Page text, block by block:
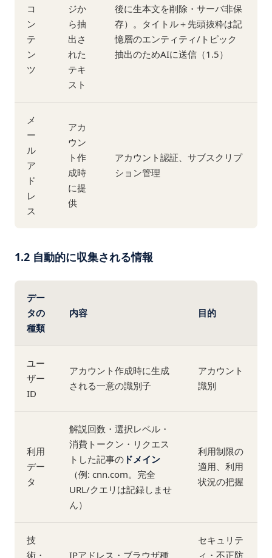
コ
ン
テ
ン
ツ
ジか
ら抽
出さ
れた
テキ
スト
後に生本文を削除・サーバ非保
存）。タイトル＋先頭抜粋は記
憶層のエンティティ/トピック
抽出のためAIに送信（1.5）
メ
ー
ル
ア
ド
レ
ス
アカ
ウン
ト作
成時
に提
供
アカウント認証、サブスクリプ
ション管理
1.2 自動的に収集される情報
デー
タの
種類
内容 目的
ユー
ザー
ID
アカウント作成時に生成
される一意の識別子
アカウント
識別
利用
デー
タ
解説回数・選択レベル・
消費トークン・リクエス
トした記事の ドメイン
（例: cnn.com。完全
URL/クエリは記録しませ
ん）
利用制限の
適用、利用
状況の把握
技
術・
IPアドレス・ブラウザ種
セキュリテ
ィ・不正防